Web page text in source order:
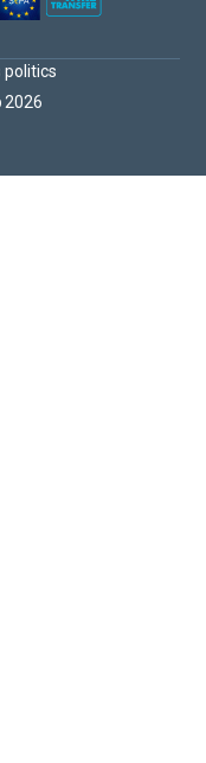
2026
politics